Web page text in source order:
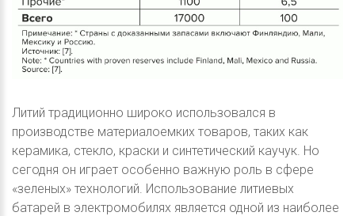
Литий традиционно широко использовался в
производстве материалоемких товаров, таких как
керамика, стекло, краски и синтетический каучук. Но
сегодня он играет особенно важную роль в сфере
«зеленых» технологий. Использование литиевых
батарей в электромобилях является одной из наиболее